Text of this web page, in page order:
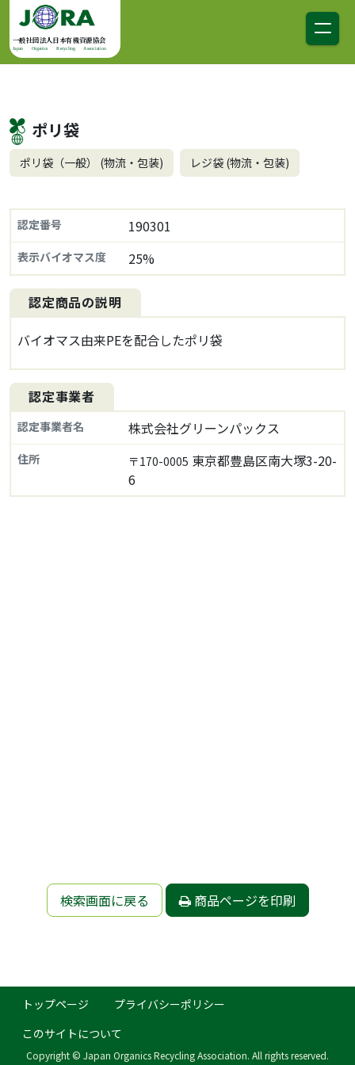
コンテンツへスキップ
メインナビゲーション
一般社団法人日本有機資源協会
Japan Organics Recycling Association
ポリ袋
ポリ袋（一般） (物流・包装) レジ袋 (物流・包装)
認定番号 190301
表示バイオマス度 25%
認定商品の説明
バイオマス由来PEを配合したポリ袋
認定事業者
認定事業者名 株式会社グリーンパックス
住所 〒170-0005 東京都豊島区南大塚3-20-
6
検索画面に戻る 商品ページを印刷
トップページ
プライバシーポリシー
このサイトについて
Copyright © Japan Organics Recycling Association. All rights reserved.